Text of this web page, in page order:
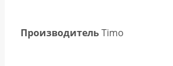
ПроизводительTimo